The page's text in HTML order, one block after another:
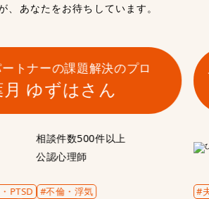
、あなたをお待ちしています。
トナーの課題解決のプロ
月 ゆずはさん
相談件数500件以上
公認心理師
PTSD #不倫・浮気
#